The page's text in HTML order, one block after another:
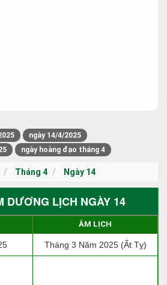
ngày 14/4/2025
ngày hoàng đạo tháng 4
Tháng 4 Ngày 14
DƯƠNG LỊCH NGÀY 14
ÂM LỊCH
Tháng 3 Năm 2025 (Ất Tỵ)